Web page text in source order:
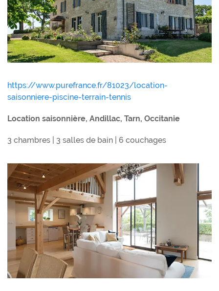
https://www.purefrance.fr/81023/location-
saisonniere-piscine-terrain-tennis
Location saisonnière, Andillac, Tarn, Occitanie
3 chambres | 3 salles de bain | 6 couchages